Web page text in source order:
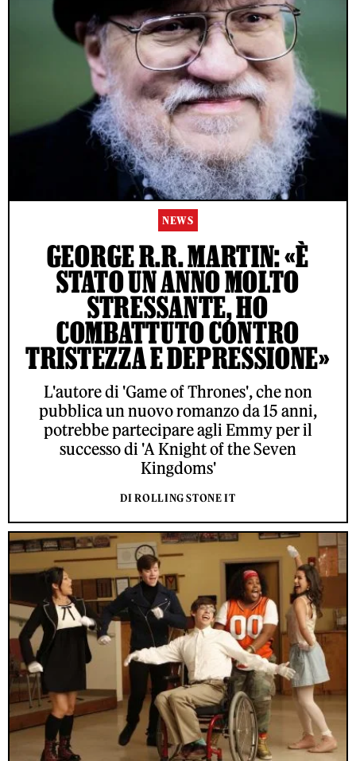
NEWS
GEORGE R.R. MARTIN: «È
STATO UN ANNO MOLTO
STRESSANTE, HO
COMBATTUTO CONTRO
TRISTEZZA E DEPRESSIONE»
L'autore di 'Game of Thrones', che non
pubblica un nuovo romanzo da 15 anni,
potrebbe partecipare agli Emmy per il
successo di 'A Knight of the Seven
Kingdoms'
DI ROLLING STONE IT